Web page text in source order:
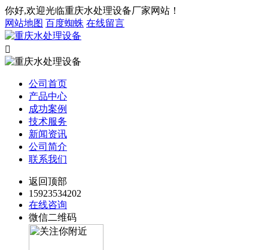
你好,欢迎光临重庆水处理设备厂家网站！
网站地图 百度蜘蛛 在线留言

公司首页
产品中心
成功案例
技术服务
新闻资讯
公司简介
联系我们
返回顶部
15923534202
在线咨询
微信二维码